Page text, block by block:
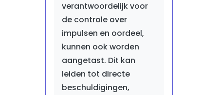
verantwoordelijk voor
de controle over
impulsen en oordeel,
kunnen ook worden
aangetast. Dit kan
leiden tot directe
beschuldigingen,